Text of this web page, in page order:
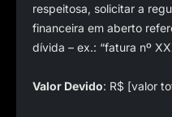
respeitosa, solicitar a
financeira em aberto
dívida – ex.: “fatura nº
Valor Devido: R$ [valor